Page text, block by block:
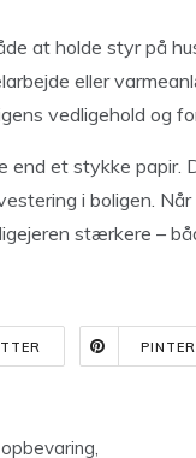
at holde styr på
eller
vedligehold og
end et stykke papir.
i boligen.
stærkere –